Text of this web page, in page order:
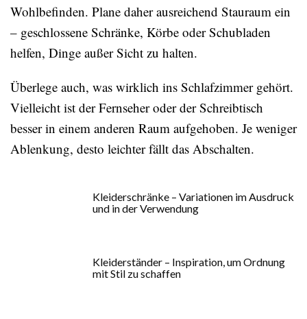
Wohlbefinden. Plane daher ausreichend Stauraum ein
– geschlossene Schränke, Körbe oder Schubladen
helfen, Dinge außer Sicht zu halten.
Überlege auch, was wirklich ins Schlafzimmer gehört.
Vielleicht ist der Fernseher oder der Schreibtisch
besser in einem anderen Raum aufgehoben. Je weniger
Ablenkung, desto leichter fällt das Abschalten.
Kleiderschränke – Variationen im Ausdruck
und in der Verwendung
Kleiderständer – Inspiration, um Ordnung
mit Stil zu schaffen